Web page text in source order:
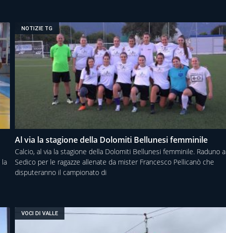
la
NOTIZIE TG
Al via la stagione della Dolomiti Bellunesi femminile
Calcio, al via la stagione della Dolomiti Bellunesi femminile. Raduno a
Sedico per le ragazze allenate da mister Francesco Pellicanò che
disputeranno il campionato di
VOCI DI VALLE